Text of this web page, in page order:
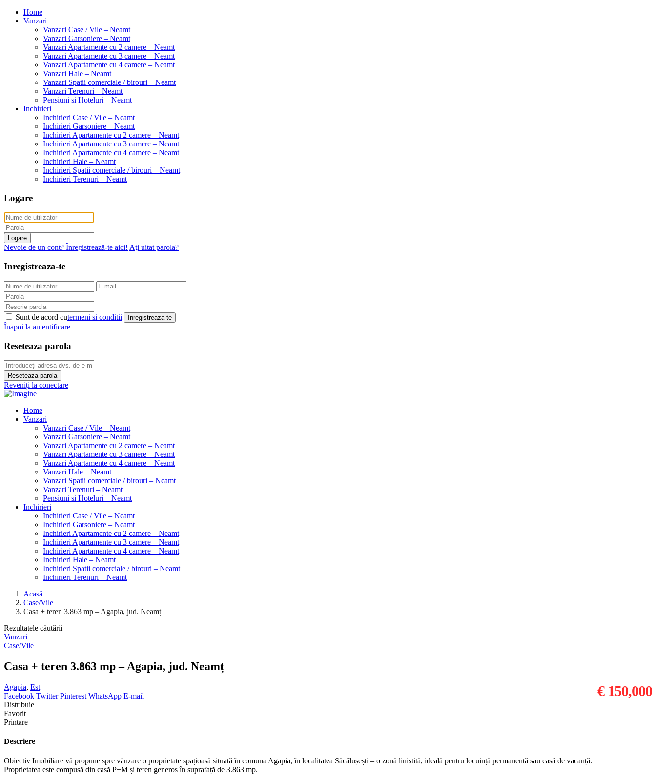
Home
Vanzari
Vanzari Case / Vile – Neamt
Vanzari Garsoniere – Neamt
Vanzari Apartamente cu 2 camere – Neamt
Vanzari Apartamente cu 3 camere – Neamt
Vanzari Apartamente cu 4 camere – Neamt
Vanzari Hale – Neamt
Vanzari Spatii comerciale / birouri – Neamt
Vanzari Terenuri – Neamt
Pensiuni si Hoteluri – Neamt
Inchirieri
Inchirieri Case / Vile – Neamt
Inchirieri Garsoniere – Neamt
Inchirieri Apartamente cu 2 camere – Neamt
Inchirieri Apartamente cu 3 camere – Neamt
Inchirieri Apartamente cu 4 camere – Neamt
Inchirieri Hale – Neamt
Inchirieri Spatii comerciale / birouri – Neamt
Inchirieri Terenuri – Neamt
Logare
Logare
Nevoie de un cont? Înregistrează-te aici! Aţi uitat parola?
Inregistreaza-te
Sunt de acord cutermeni si conditii Inregistreaza-te
Înapoi la autentificare
Reseteaza parola
Reseteaza parola
Reveniți la conectare
Home
Vanzari
Vanzari Case / Vile – Neamt
Vanzari Garsoniere – Neamt
Vanzari Apartamente cu 2 camere – Neamt
Vanzari Apartamente cu 3 camere – Neamt
Vanzari Apartamente cu 4 camere – Neamt
Vanzari Hale – Neamt
Vanzari Spatii comerciale / birouri – Neamt
Vanzari Terenuri – Neamt
Pensiuni si Hoteluri – Neamt
Inchirieri
Inchirieri Case / Vile – Neamt
Inchirieri Garsoniere – Neamt
Inchirieri Apartamente cu 2 camere – Neamt
Inchirieri Apartamente cu 3 camere – Neamt
Inchirieri Apartamente cu 4 camere – Neamt
Inchirieri Hale – Neamt
Inchirieri Spatii comerciale / birouri – Neamt
Inchirieri Terenuri – Neamt
Acasă
Case/Vile
Casa + teren 3.863 mp – Agapia, jud. Neamț
Rezultatele căutării
Vanzari
Case/Vile
Casa + teren 3.863 mp – Agapia, jud. Neamț
€ 150,000
Agapia, Est
Facebook Twitter Pinterest WhatsApp E-mail
Distribuie
Favorit
Printare
Descriere
Obiectiv Imobiliare vă propune spre vânzare o proprietate spațioasă situată în comuna Agapia, în localitatea Săcălușești – o zonă liniștită, ideală pentru locuință permanentă sau casă de vacanță.
Proprietatea este compusă din casă P+M și teren generos în suprafață de 3.863 mp.